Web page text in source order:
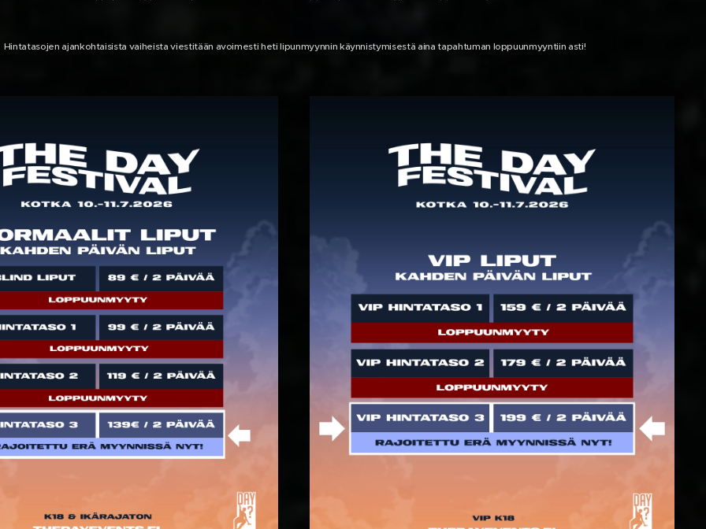
Hintatasojen ajankohtaisista vaiheista viestitään avoimesti heti lipunmyynnin käynnistymisestä aina tapahtuman loppuunmyyntiin asti!